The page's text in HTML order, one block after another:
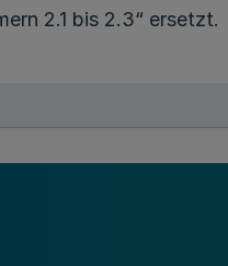
2.1 bis 2.3“ ersetzt.
Zeilenumbruch und